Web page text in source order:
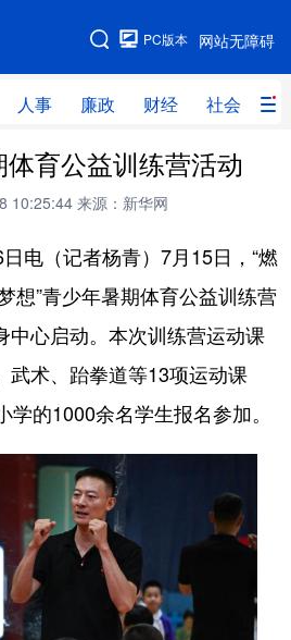
网站无障碍
PC版本
人事 廉政 财经 社会 科
网站地图
时政 人事
社会
健康 旅游
直播 无人机
上海
福建 江西
湖北
海南
育公益训练营活动
10:25:44 来源：新华网
（记者杨青）7月15日，“燃
想”青少年暑期体育公益训练营
中心启动。本次训练营运动课
武术、跆拳道等13项运动课
的1000余名学生报名参加。